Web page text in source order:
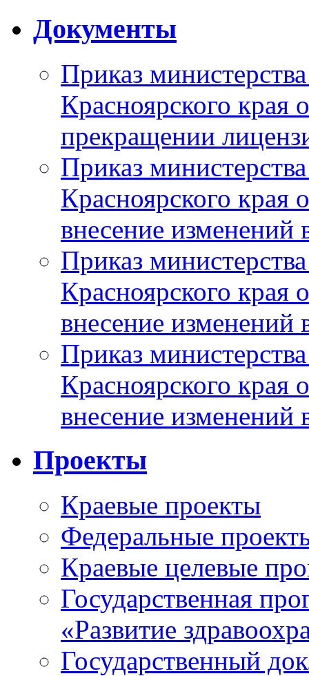
Документы
Приказ
Красноярского
прекращении
Приказ
Красноярского
внесение изменений
Приказ
Красноярского
внесение изменений
Приказ
Красноярского
внесение изменений
Проекты
Краевые проекты
Федеральные
Краевые целевые
Государственная
«Развитие
Государственный